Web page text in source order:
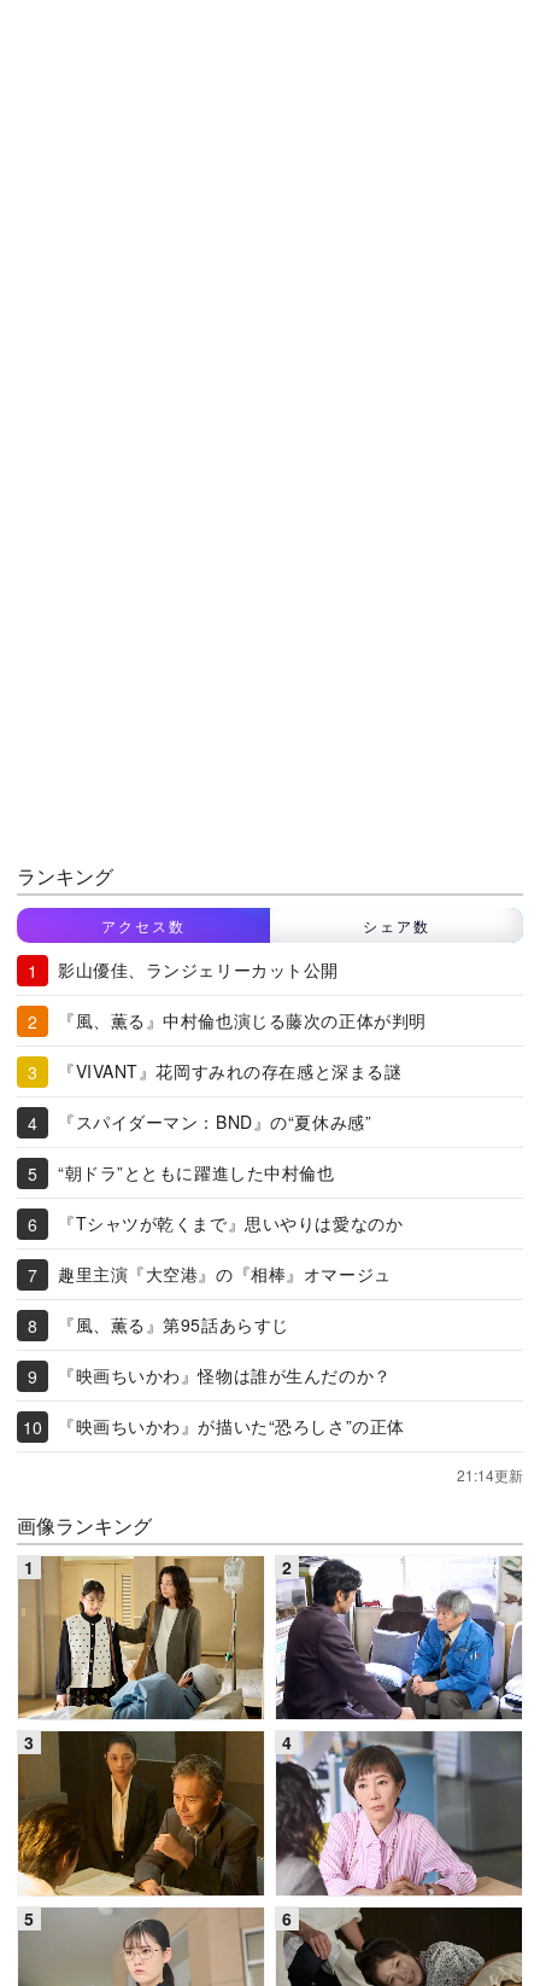
ランキング
アクセス数 シェア数
影山優佳、ランジェリーカット公開
『風、薫る』中村倫也演じる藤次の正体が判明
『VIVANT』花岡すみれの存在感と深まる謎
『スパイダーマン：BND』の“夏休み感”
“朝ドラ”とともに躍進した中村倫也
『Tシャツが乾くまで』思いやりは愛なのか
趣里主演『大空港』の『相棒』オマージュ
『風、薫る』第95話あらすじ
『映画ちいかわ』怪物は誰が生んだのか？
『映画ちいかわ』が描いた“恐ろしさ”の正体
21:14更新
画像ランキング